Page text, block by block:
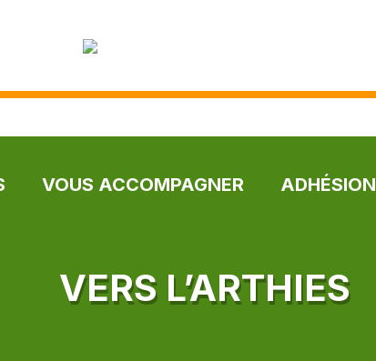
VOUS ACCOMPAGNER ADHÉSION
VERS L’ARTHIES